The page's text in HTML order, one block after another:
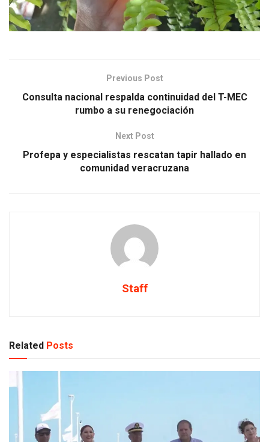
Previous Post
Consulta nacional respalda continuidad del T-MEC
rumbo a su renegociación
Next Post
Profepa y especialistas rescatan tapir hallado en
comunidad veracruzana
Staff
Related Posts